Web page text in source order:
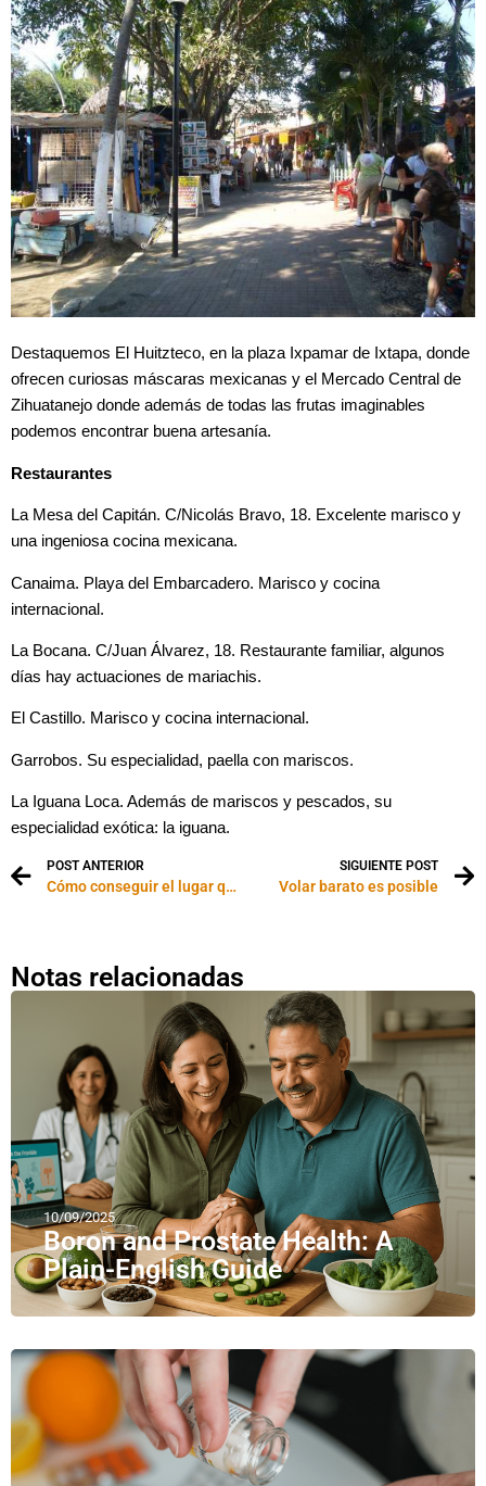
Destaquemos El Huitzteco, en la plaza Ixpamar de Ixtapa, donde
ofrecen curiosas máscaras mexicanas y el Mercado Central de
Zihuatanejo donde además de todas las frutas imaginables
podemos encontrar buena artesanía.
Restaurantes
La Mesa del Capitán. C/Nicolás Bravo, 18. Excelente marisco y
una ingeniosa cocina mexicana.
Canaima. Playa del Embarcadero. Marisco y cocina
internacional.
La Bocana. C/Juan Álvarez, 18. Restaurante familiar, algunos
días hay actuaciones de mariachis.
El Castillo. Marisco y cocina internacional.
Garrobos. Su especialidad, paella con mariscos.
La Iguana Loca. Además de mariscos y pescados, su
especialidad exótica: la iguana.
POST ANTERIOR
Cómo conseguir el lugar que deseas en un vuelo
SIGUIENTE POST
Volar barato es posible
Notas relacionadas
10/09/2025
Boron and Prostate Health: A
Plain-English Guide